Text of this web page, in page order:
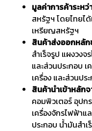
มูลค่าการค้าระหว่
สหรัฐฯ โดยไทยไ
เหรียญสหรัฐฯ
สินค้าส่งออกหลัก
สำเร็จรูป แผงวง
และส่วนประกอบ
เครื่อง และส่วนป
สินค้านำเข้าหลัก
คอมพิวเตอร์ อุปก
เครื่องจักรไฟฟ้าแ
ประกอบ น้ำมันสำเ